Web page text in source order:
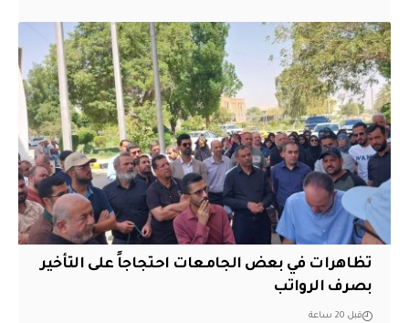
تظاهرات في بعض الجامعات احتجاجاً على التأخير
بصرف الرواتب
قبل 20 ساعة